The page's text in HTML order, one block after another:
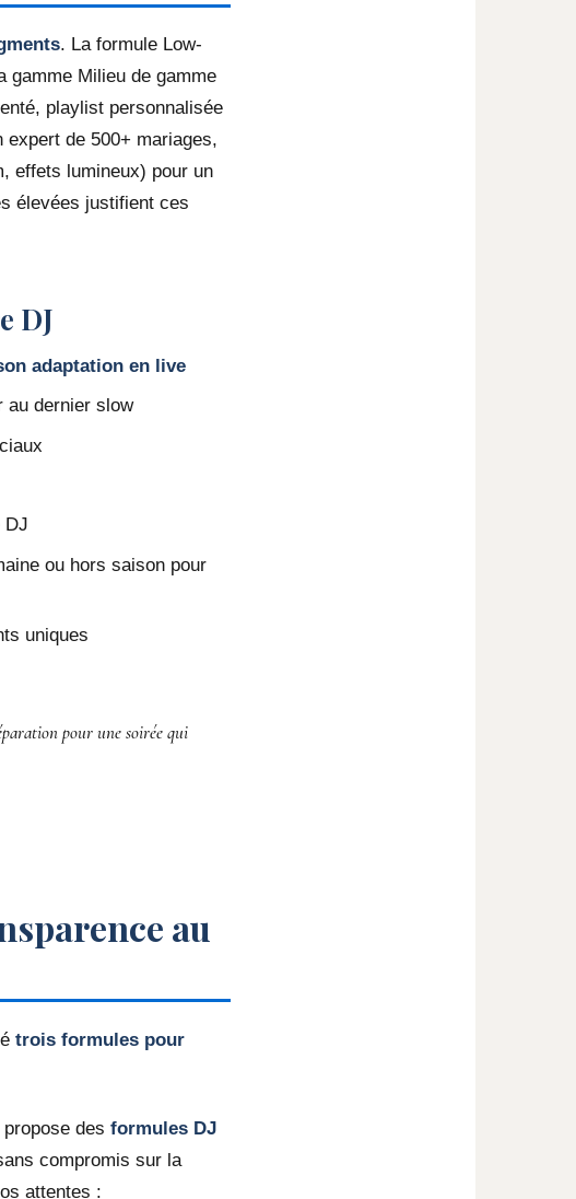
. La formule Low-
gamme Milieu de gamme
playlist personnalisée
de 500+ mariages,
effets lumineux) pour un
élevées justifient ces
DJ
adaptation en live
au dernier slow
DJ
ou hors saison pour
uniques
pour une soirée qui
au
trois formules pour
des formules DJ
compromis sur la
attentes :